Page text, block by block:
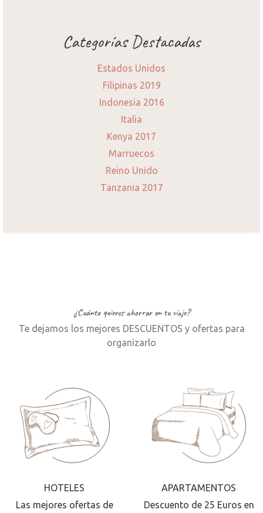
Categorías Destacadas
Estados Unidos
Filipinas 2019
Indonesia 2016
Italia
Kenya 2017
Marruecos
Reino Unido
Tanzania 2017
¿Cuánto quieres ahorrar en tu viaje?
Te dejamos los mejores DESCUENTOS y ofertas para
organizarlo
HOTELES
Las mejores ofertas de
APARTAMENTOS
Descuento de 25 Euros en